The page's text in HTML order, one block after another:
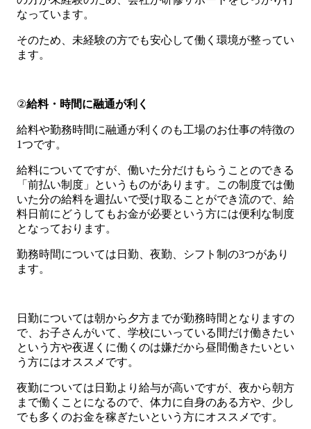
なっています。
そのため、未経験の方でも安心して働く環境が整ってい
ます。
②給料・時間に融通が利く
給料や勤務時間に融通が利くのも工場のお仕事の特徴の
1つです。
給料についてですが、働いた分だけもらうことのできる
「前払い制度」というものがあります。この制度では働
いた分の給料を週払いで受け取ることができ流ので、給
料日前にどうしてもお金が必要という方には便利な制度
となっております。
勤務時間については日勤、夜勤、シフト制の3つがあり
ます。
日勤については朝から夕方までが勤務時間となりますの
で、お子さんがいて、学校にいっている間だけ働きたい
という方や夜遅くに働くのは嫌だから昼間働きたいとい
う方にはオススメです。
夜勤については日勤より給与が高いですが、夜から朝方
まで働くことになるので、体力に自身のある方や、少し
でも多くのお金を稼ぎたいという方にオススメです。